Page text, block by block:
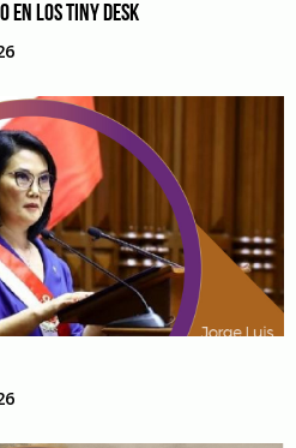
EN LOS TINY DESK